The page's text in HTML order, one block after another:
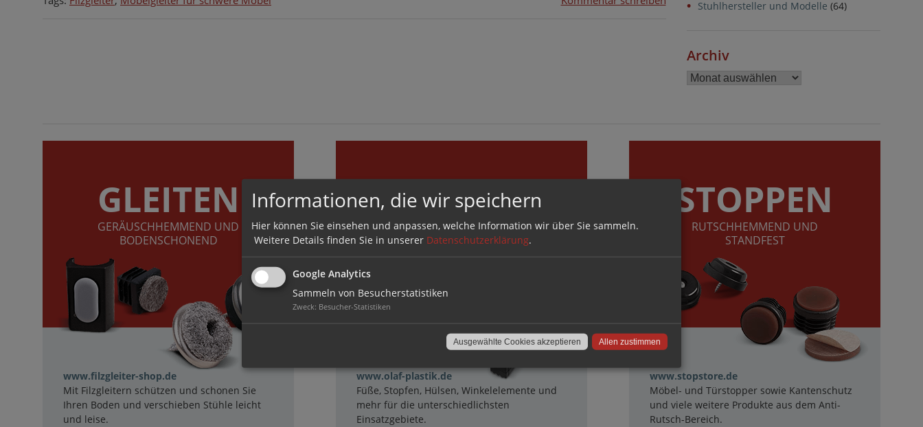
Warum
Stuhlhersteller und Modelle (64)
Archiv
Archiv
GLEITEN
GERÄUSCHHEMMEND UND
BODENSCHONEND
www.filzgleiter-shop.de
Mit Filzgleitern schützen und schonen Sie
Ihren Boden und verschieben Stühle leicht
und leise.
VERBINDEN
TECHNISCHE LÖSUNGEN AUS
KUNSTSTOFF
www.olaf-plastik.de
Füße, Stopfen, Hülsen, Winkelelemente und
mehr für die unterschiedlichsten
Einsatzgebiete.
STOPPEN
RUTSCHHEMMEND UND
STANDFEST
www.stopstore.de
Möbel- und Türstopper sowie Kantenschutz
und viele weitere Produkte aus dem Anti-
Rutsch-Bereich.
Informationen, die wir speichern
Hier können Sie einsehen und anpassen, welche Information wir über Sie sammeln.
Weitere Details finden Sie in unserer Datenschutzerklärung.
Google Analytics
Sammeln von Besucherstatistiken
Zweck: Besucher-Statistiken
Allen zustimmen
Ausgewählte Cookies akzeptieren